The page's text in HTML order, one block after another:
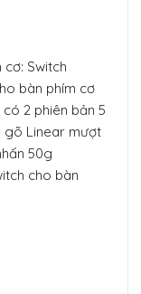
Switch
bàn phím cơ
2 phiên bản 5
gõ Linear mượt
50g
cho bàn